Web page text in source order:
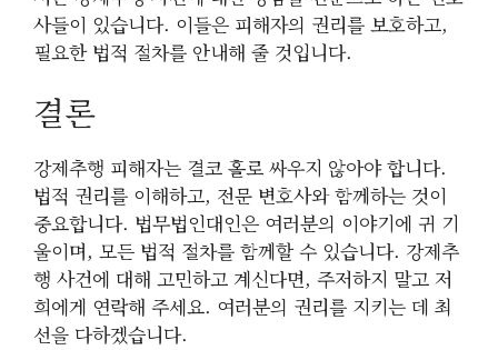
사들이 있습니다. 이들은 피해자의 권리를 보호하고,
필요한 법적 절차를 안내해 줄 것입니다.
결론
강제추행 피해자는 결코 홀로 싸우지 않아야 합니다.
법적 권리를 이해하고, 전문 변호사와 함께하는 것이
중요합니다. 법무법인대인은 여러분의 이야기에 귀 기
울이며, 모든 법적 절차를 함께할 수 있습니다. 강제추
행 사건에 대해 고민하고 계신다면, 주저하지 말고 저
희에게 연락해 주세요. 여러분의 권리를 지키는 데 최
선을 다하겠습니다.